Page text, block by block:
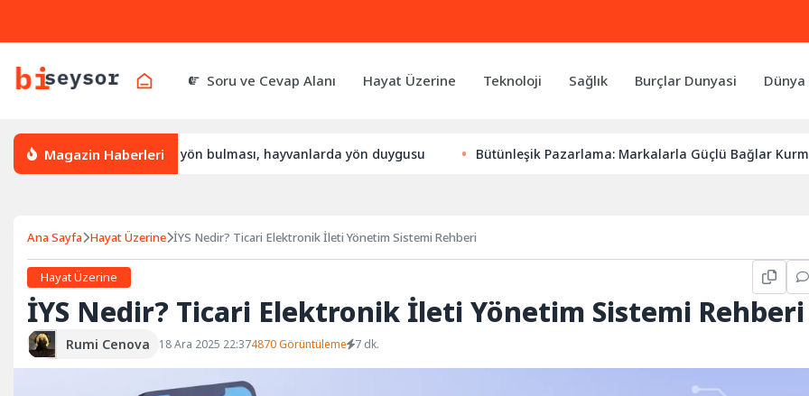
Soru ve Cevap Alanı Hayat Üzerine Teknoloji Sağlık Burçlar Dunyasi
Magazin Haberleri
yön bulur, leylek yön bulması, hayvanlarda yön duygusu Bütünleşik Pazarlama: Markalarla Güçlü Bağlar Kurmanın
Ana Sayfa Hayat Üzerine İYS Nedir? Ticari Elektronik İleti Yönetim Sistemi Rehberi
Hayat Üzerine
İYS Nedir? Ticari Elektronik İleti Yönetim Sistemi Rehberi
Rumi Cenova 18 Ara 2025 22:374870 Görüntüleme 7 dk.